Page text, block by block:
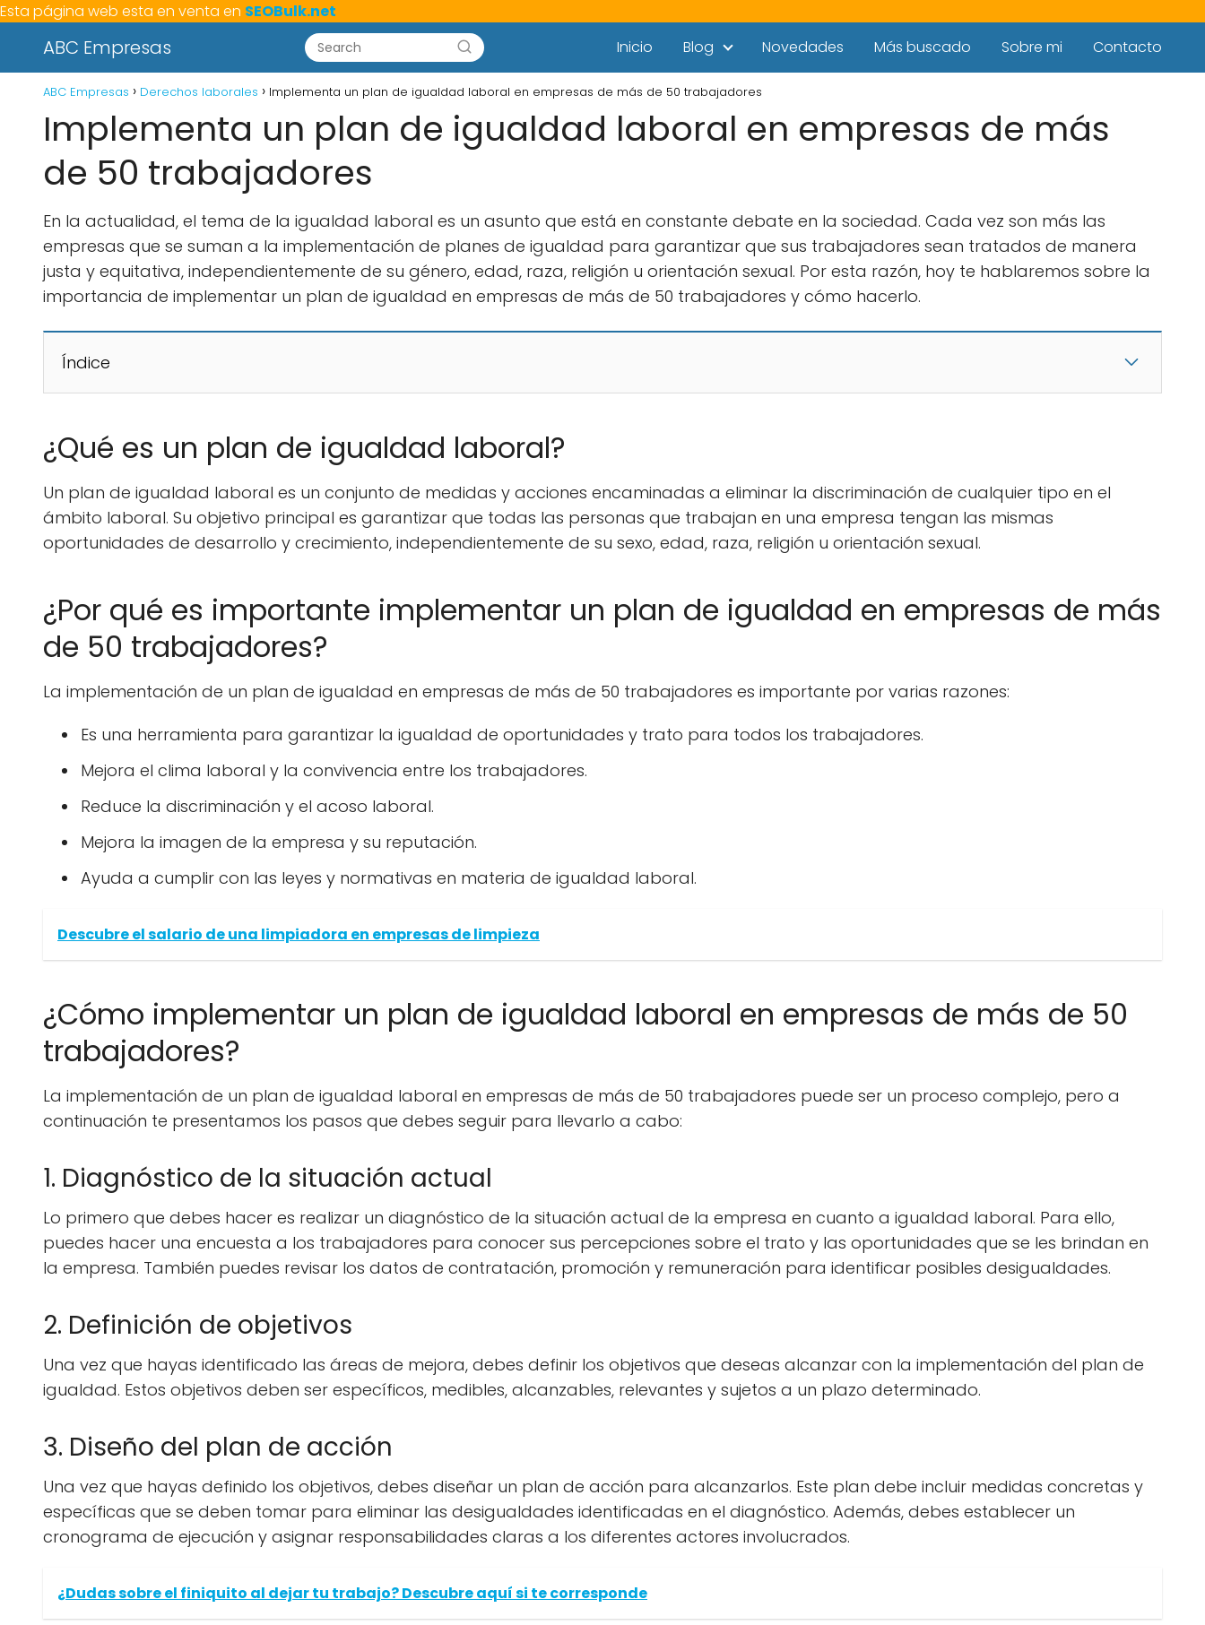
Esta página web esta en venta en SEOBulk.net
ABC Empresas Inicio Blog Novedades Más buscado Sobre mi Contacto
ABC Empresas Derechos laborales Implementa un plan de igualdad laboral en empresas de más de 50 trabajadores
Implementa un plan de igualdad laboral en empresas de más
de 50 trabajadores
En la actualidad, el tema de la igualdad laboral es un asunto que está en constante debate en la sociedad. Cada vez son más las
empresas que se suman a la implementación de planes de igualdad para garantizar que sus trabajadores sean tratados de manera
justa y equitativa, independientemente de su género, edad, raza, religión u orientación sexual. Por esta razón, hoy te hablaremos sobre la
importancia de implementar un plan de igualdad en empresas de más de 50 trabajadores y cómo hacerlo.
Índice
¿Qué es un plan de igualdad laboral?
Un plan de igualdad laboral es un conjunto de medidas y acciones encaminadas a eliminar la discriminación de cualquier tipo en el
ámbito laboral. Su objetivo principal es garantizar que todas las personas que trabajan en una empresa tengan las mismas
oportunidades de desarrollo y crecimiento, independientemente de su sexo, edad, raza, religión u orientación sexual.
¿Por qué es importante implementar un plan de igualdad en empresas de más
de 50 trabajadores?
La implementación de un plan de igualdad en empresas de más de 50 trabajadores es importante por varias razones:
Es una herramienta para garantizar la igualdad de oportunidades y trato para todos los trabajadores.
Mejora el clima laboral y la convivencia entre los trabajadores.
Reduce la discriminación y el acoso laboral.
Mejora la imagen de la empresa y su reputación.
Ayuda a cumplir con las leyes y normativas en materia de igualdad laboral.
Descubre el salario de una limpiadora en empresas de limpieza
¿Cómo implementar un plan de igualdad laboral en empresas de más de 50
trabajadores?
La implementación de un plan de igualdad laboral en empresas de más de 50 trabajadores puede ser un proceso complejo, pero a
continuación te presentamos los pasos que debes seguir para llevarlo a cabo:
1. Diagnóstico de la situación actual
Lo primero que debes hacer es realizar un diagnóstico de la situación actual de la empresa en cuanto a igualdad laboral. Para ello,
puedes hacer una encuesta a los trabajadores para conocer sus percepciones sobre el trato y las oportunidades que se les brindan en
la empresa. También puedes revisar los datos de contratación, promoción y remuneración para identificar posibles desigualdades.
2. Definición de objetivos
Una vez que hayas identificado las áreas de mejora, debes definir los objetivos que deseas alcanzar con la implementación del plan de
igualdad. Estos objetivos deben ser específicos, medibles, alcanzables, relevantes y sujetos a un plazo determinado.
3. Diseño del plan de acción
Una vez que hayas definido los objetivos, debes diseñar un plan de acción para alcanzarlos. Este plan debe incluir medidas concretas y
específicas que se deben tomar para eliminar las desigualdades identificadas en el diagnóstico. Además, debes establecer un
cronograma de ejecución y asignar responsabilidades claras a los diferentes actores involucrados.
¿Dudas sobre el finiquito al dejar tu trabajo? Descubre aquí si te corresponde